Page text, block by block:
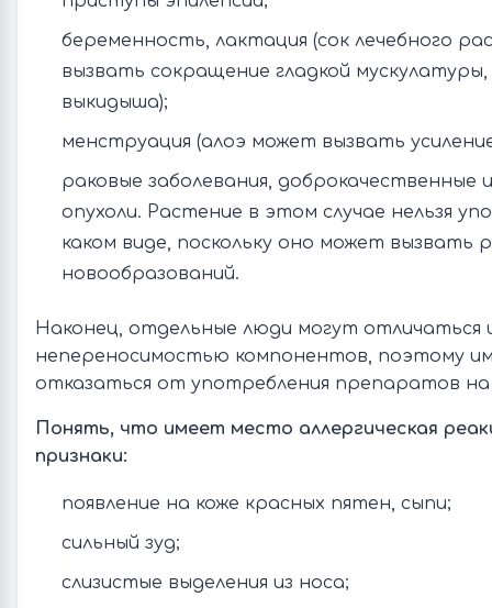
беременность, лактация (сок лечебного
вызвать сокращение гладкой
выкидыша);
менструация (алоэ может вызвать
раковые заболевания, доброкачественные
опухоли. Растение в этом случае нельзя
каком виде, поскольку оно может вызвать
новообразований.
Наконец, отдельные люди могут отличаться
непереносимостью компонентов, поэтому
отказаться от употребления препаратов на
Понять, что имеет место аллергическая
признаки:
появление на коже красных пятен, сыпи;
сильный зуд;
слизистые выделения из носа;